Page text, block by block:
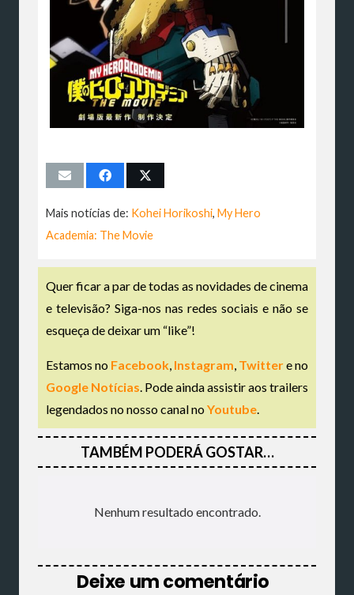
Mais notícias de: Kohei Horikoshi, My Hero
Academia: The Movie
Quer ficar a par de todas as novidades de cinema
e televisão? Siga-nos nas redes sociais e não se
esqueça de deixar um “like”!
Estamos no Facebook Instagram Twittere no
Google Notícias . Pode ainda assistir aos trailers
legendados no nosso canal noYoutube
TAMBÉM PODERÁ GOSTAR…
Nenhum resultado encontrado.
Deixe um comentário